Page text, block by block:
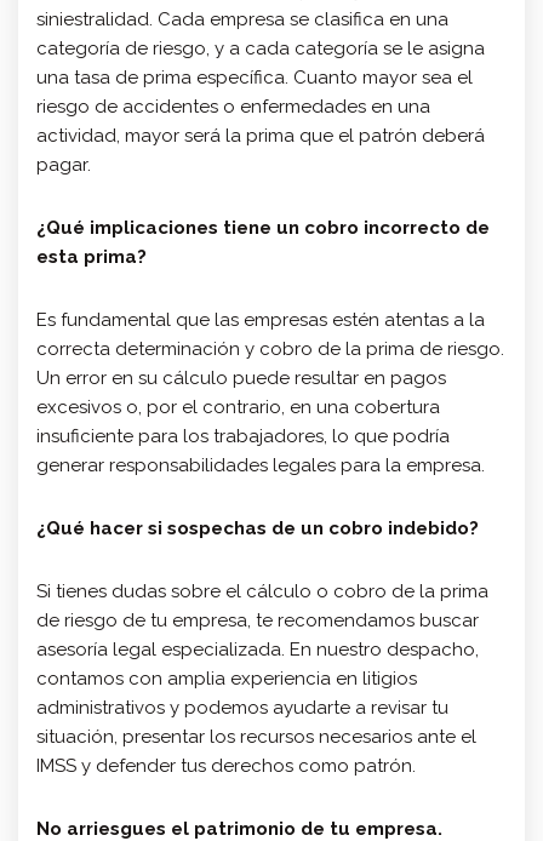
siniestralidad. Cada empresa se clasifica en una
categoría de riesgo, y a cada categoría se le asigna
una tasa de prima específica. Cuanto mayor sea el
riesgo de accidentes o enfermedades en una
actividad, mayor será la prima que el patrón deberá
pagar.
¿Qué implicaciones tiene un cobro incorrecto de
esta prima?
Es fundamental que las empresas estén atentas a la
correcta determinación y cobro de la prima de riesgo.
Un error en su cálculo puede resultar en pagos
excesivos o, por el contrario, en una cobertura
insuficiente para los trabajadores, lo que podría
generar responsabilidades legales para la empresa.
¿Qué hacer si sospechas de un cobro indebido?
Si tienes dudas sobre el cálculo o cobro de la prima
de riesgo de tu empresa, te recomendamos buscar
asesoría legal especializada. En nuestro despacho,
contamos con amplia experiencia en litigios
administrativos y podemos ayudarte a revisar tu
situación, presentar los recursos necesarios ante el
IMSS y defender tus derechos como patrón.
No arriesgues el patrimonio de tu empresa.